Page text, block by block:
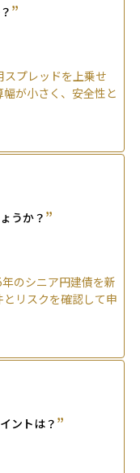
”
プレッドを上乗せ
が小さく、安全性と
うか？ ”
のシニア円建債を新
リスクを確認して申
ントは？ ”